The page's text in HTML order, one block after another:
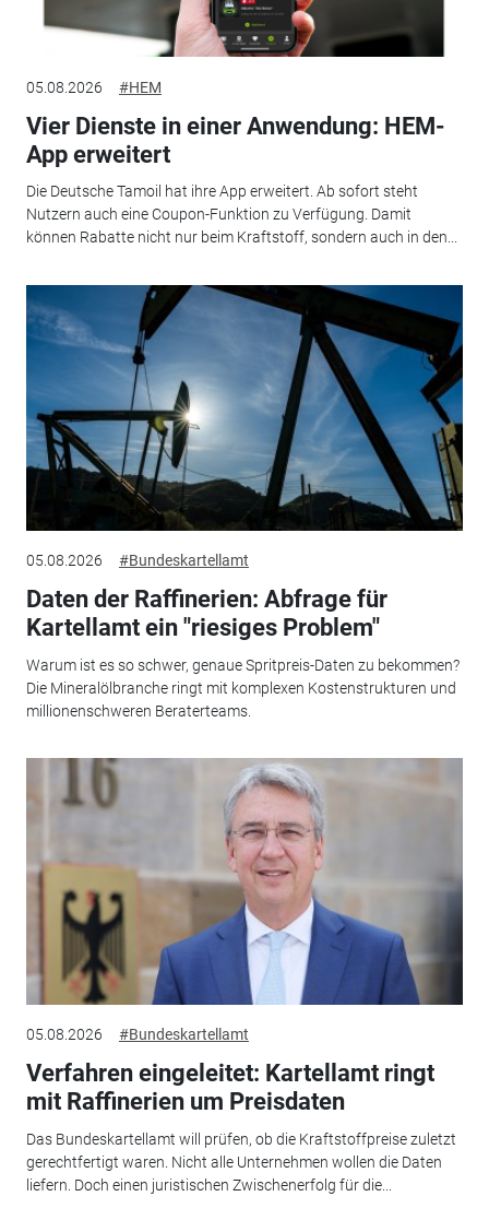
05.08.2026 #HEM
Vier Dienste in einer Anwendung: HEM-
App erweitert
Die Deutsche Tamoil hat ihre App erweitert. Ab sofort steht
Nutzern auch eine Coupon-Funktion zu Verfügung. Damit
können Rabatte nicht nur beim Kraftstoff, sondern auch in den...
05.08.2026 #Bundeskartellamt
Daten der Raffinerien: Abfrage für
Kartellamt ein "riesiges Problem"
Warum ist es so schwer, genaue Spritpreis-Daten zu bekommen?
Die Mineralölbranche ringt mit komplexen Kostenstrukturen und
millionenschweren Beraterteams.
05.08.2026 #Bundeskartellamt
Verfahren eingeleitet: Kartellamt ringt
mit Raffinerien um Preisdaten
Das Bundeskartellamt will prüfen, ob die Kraftstoffpreise zuletzt
gerechtfertigt waren. Nicht alle Unternehmen wollen die Daten
liefern. Doch einen juristischen Zwischenerfolg für die...